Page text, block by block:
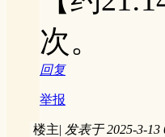
次。
回复
举报
楼主| 发表于 2025-3-13